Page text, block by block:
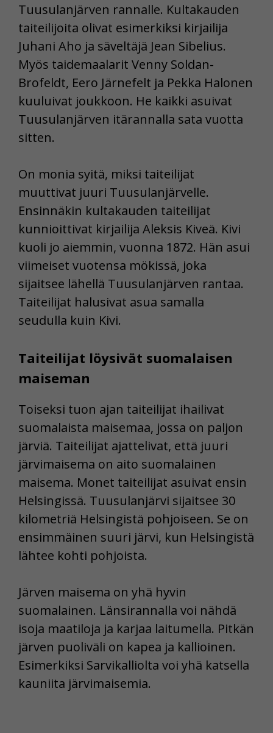
Tuusulanjärven rannalle. Kultakauden
taiteilijoita olivat esimerkiksi kirjailija
Juhani Aho ja säveltäjä Jean Sibelius.
Myös taidemaalarit Venny Soldan-
Brofeldt, Eero Järnefelt ja Pekka Halonen
kuuluivat joukkoon. He kaikki asuivat
Tuusulanjärven itärannalla sata vuotta
sitten.
On monia syitä, miksi taiteilijat
muuttivat juuri Tuusulanjärvelle.
Ensinnäkin kultakauden taiteilijat
kunnioittivat kirjailija Aleksis Kiveä. Kivi
kuoli jo aiemmin, vuonna 1872. Hän asui
viimeiset vuotensa mökissä, joka
sijaitsee lähellä Tuusulanjärven rantaa.
Taiteilijat halusivat asua samalla
seudulla kuin Kivi.
Taiteilijat löysivät suomalaisen
maiseman
Toiseksi tuon ajan taiteilijat ihailivat
suomalaista maisemaa, jossa on paljon
järviä. Taiteilijat ajattelivat, että juuri
järvimaisema on aito suomalainen
maisema. Monet taiteilijat asuivat ensin
Helsingissä. Tuusulanjärvi sijaitsee 30
kilometriä Helsingistä pohjoiseen. Se on
ensimmäinen suuri järvi, kun Helsingistä
lähtee kohti pohjoista.
Järven maisema on yhä hyvin
suomalainen. Länsirannalla voi nähdä
isoja maatiloja ja karjaa laitumella. Pitkän
järven puoliväli on kapea ja kallioinen.
Esimerkiksi Sarvikalliolta voi yhä katsella
kauniita järvimaisemia.